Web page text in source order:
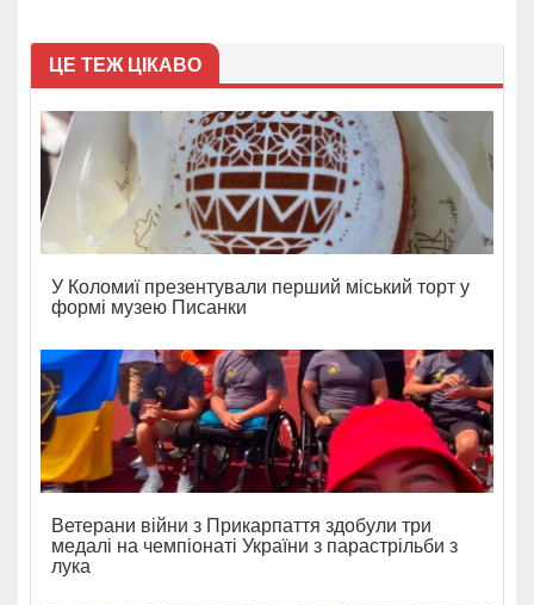
ЦЕ ТЕЖ ЦІКАВО
У Коломиї презентували перший міський торт у
формі музею Писанки
Ветерани війни з Прикарпаття здобули три
медалі на чемпіонаті України з парастрільби з
лука